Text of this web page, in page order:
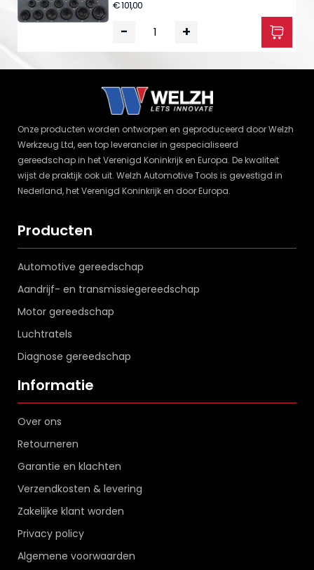
€ 101,00
- +
Onze producten worden ontworpen en geproduceerd door Welzh
Werkzeug Ltd, een top leverancier in gespecialiseerd
gereedschap in het Verenigd Koninkrijk en Europa. De kwaliteit
wijst de praktijk ook uit. Welzh Automotive Tools is gevestigd in
Nederland, het Verenigd Koninkrijk en door Europa.
Producten
Automotive gereedschap
Aandrijf- en transmissiegereedschap
Motor gereedschap
Luchtratels
Diagnose gereedschap
Informatie
Over ons
Retourneren
Garantie en klachten
Verzendkosten & levering
Zakelijke klant worden
Privacy policy
Algemene voorwaarden